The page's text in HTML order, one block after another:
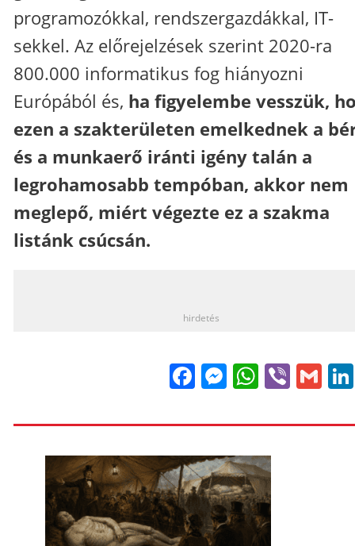
programozókkal, rendszergazdákkal, IT-
sekkel. Az előrejelzések szerint 2020-ra
800.000 informatikus fog hiányozni
Európából és, ha figyelembe vesszük,
ezen a szakterületen emelkednek a
és a munkaerő iránti igény talán a
legrohamosabb tempóban, akkor nem
meglepő, miért végezte ez a szakma
listánk csúcsán.
hirdetés
FacebookViber